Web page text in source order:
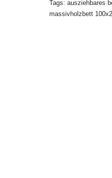
Tags: ausziehbares
massivholzbett